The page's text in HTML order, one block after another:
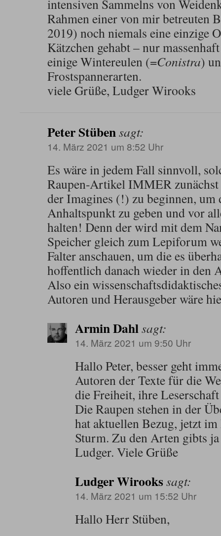
intensiven Sammelns von
Rahmen einer von mir betreuten
2019) noch niemals eine einzige
Kätzchen gehabt – nur
einige Wintereulen (=Conistra)
Frostspannerarten.
viele Grüße, Ludger Wirooks
Peter Stübensagt:
14. März 2021 um 8:52 Uhr
Es wäre in jedem Fall sinnvoll,
Raupen-Artikel IMMER
der Imagines (!) zu beginnen, um
Anhaltspunkt zu geben und vor
halten! Denn der wird mit dem
Speicher gleich zum Lepiforum
Falter anschauen, um die es
hoffentlich danach wieder in
Also ein
Autoren und Herausgeber wäre
Armin Dahlsagt:
14. März 2021 um 9:50 Uhr
Hallo Peter, besser geht
Autoren der Texte für die
die Freiheit, ihre
Die Raupen stehen in der
hat aktuellen Bezug, jetzt
Sturm. Zu den Arten gibts
Ludger. Viele Grüße
Ludger Wirookssagt:
14. März 2021 um 15:52 Uhr
Hallo Herr Stüben,